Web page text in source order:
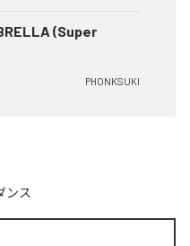
(Super
PHONKSUKI
ンス